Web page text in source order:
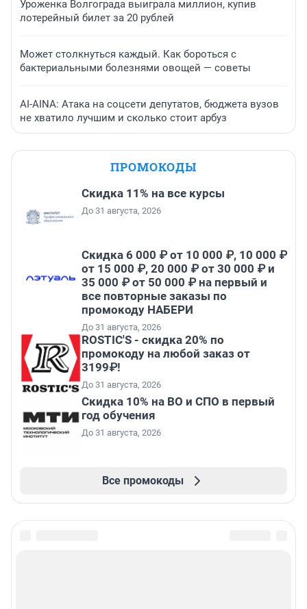
Уроженка Волгограда выиграла миллион, купив
лотерейный билет за 20 рублей
Может столкнуться каждый. Как бороться с
бактериальными болезнями овощей — советы
AI-AINA: Атака на соцсети депутатов, бюджета вузов
не хватило лучшим и сколько стоит арбуз
ПРОМОКОДЫ
Скидка 11% на все курсы
До 31 августа, 2026
Скидка 6 000 ₽ от 10 000 ₽, 10 000 ₽
от 15 000 ₽, 20 000 ₽ от 30 000 ₽ и
35 000 ₽ от 50 000 ₽ на первый и
все повторные заказы по
промокоду НАБЕРИ
До 31 августа, 2026
ROSTIC'S - скидка 20% по
промокоду на любой заказ от
3199₽!
До 31 августа, 2026
Скидка 10% на ВО и СПО в первый
год обучения
До 31 августа, 2026
Все промокоды